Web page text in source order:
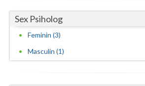
Sex Psiholog
Feminin (3)
Masculin (1)